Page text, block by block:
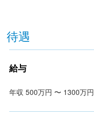
待遇
給与
年収 500万円 〜 1300万円